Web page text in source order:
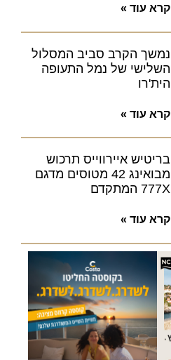
קרא עוד »
נמשך הקרב סביב המסלול
השלישי של נמל התעופה
הית'רו
קרא עוד »
בריטיש איירווייס תרכוש
מבואינג 42 מטוסים מדגם
777X המתקדם
קרא עוד »